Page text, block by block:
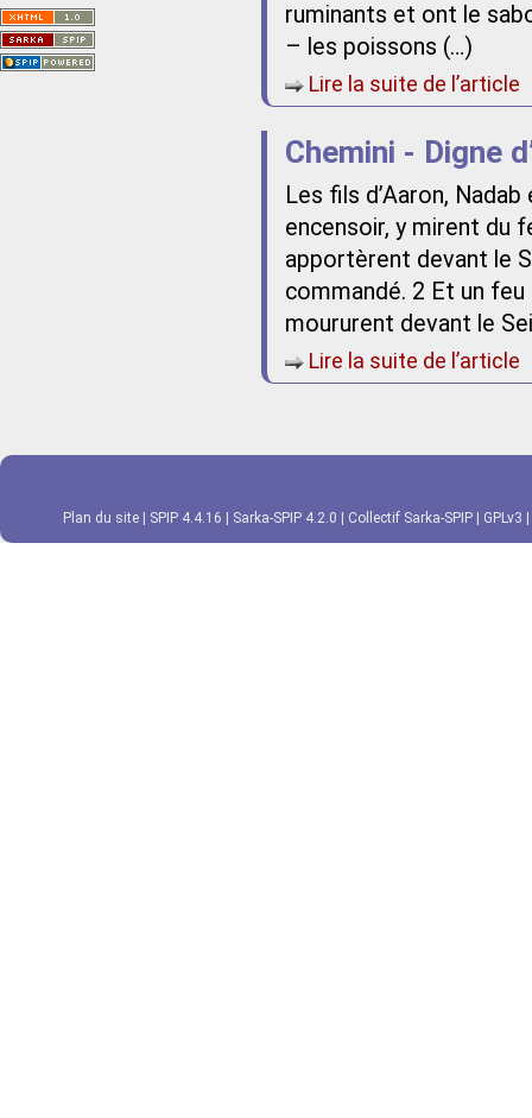
ruminants et ont le
– les poissons (…)
Lire la suite de l’article
Chemini - Digne
Les fils d’Aaron,
encensoir, y mirent du
apportèrent devant le
commandé. 2 Et un
moururent devant le
Lire la suite de l’article
Saint-Nom.
Veuillez consulter le message du
service ci-dessous.
(401 - Invalid API key. Please see
https://openweathermap.org/faq#error401
Plan du site SPIP 4.4.16 Sarka-SPIP 4.2.0 Collectif Sarka-SPIP GPLv3